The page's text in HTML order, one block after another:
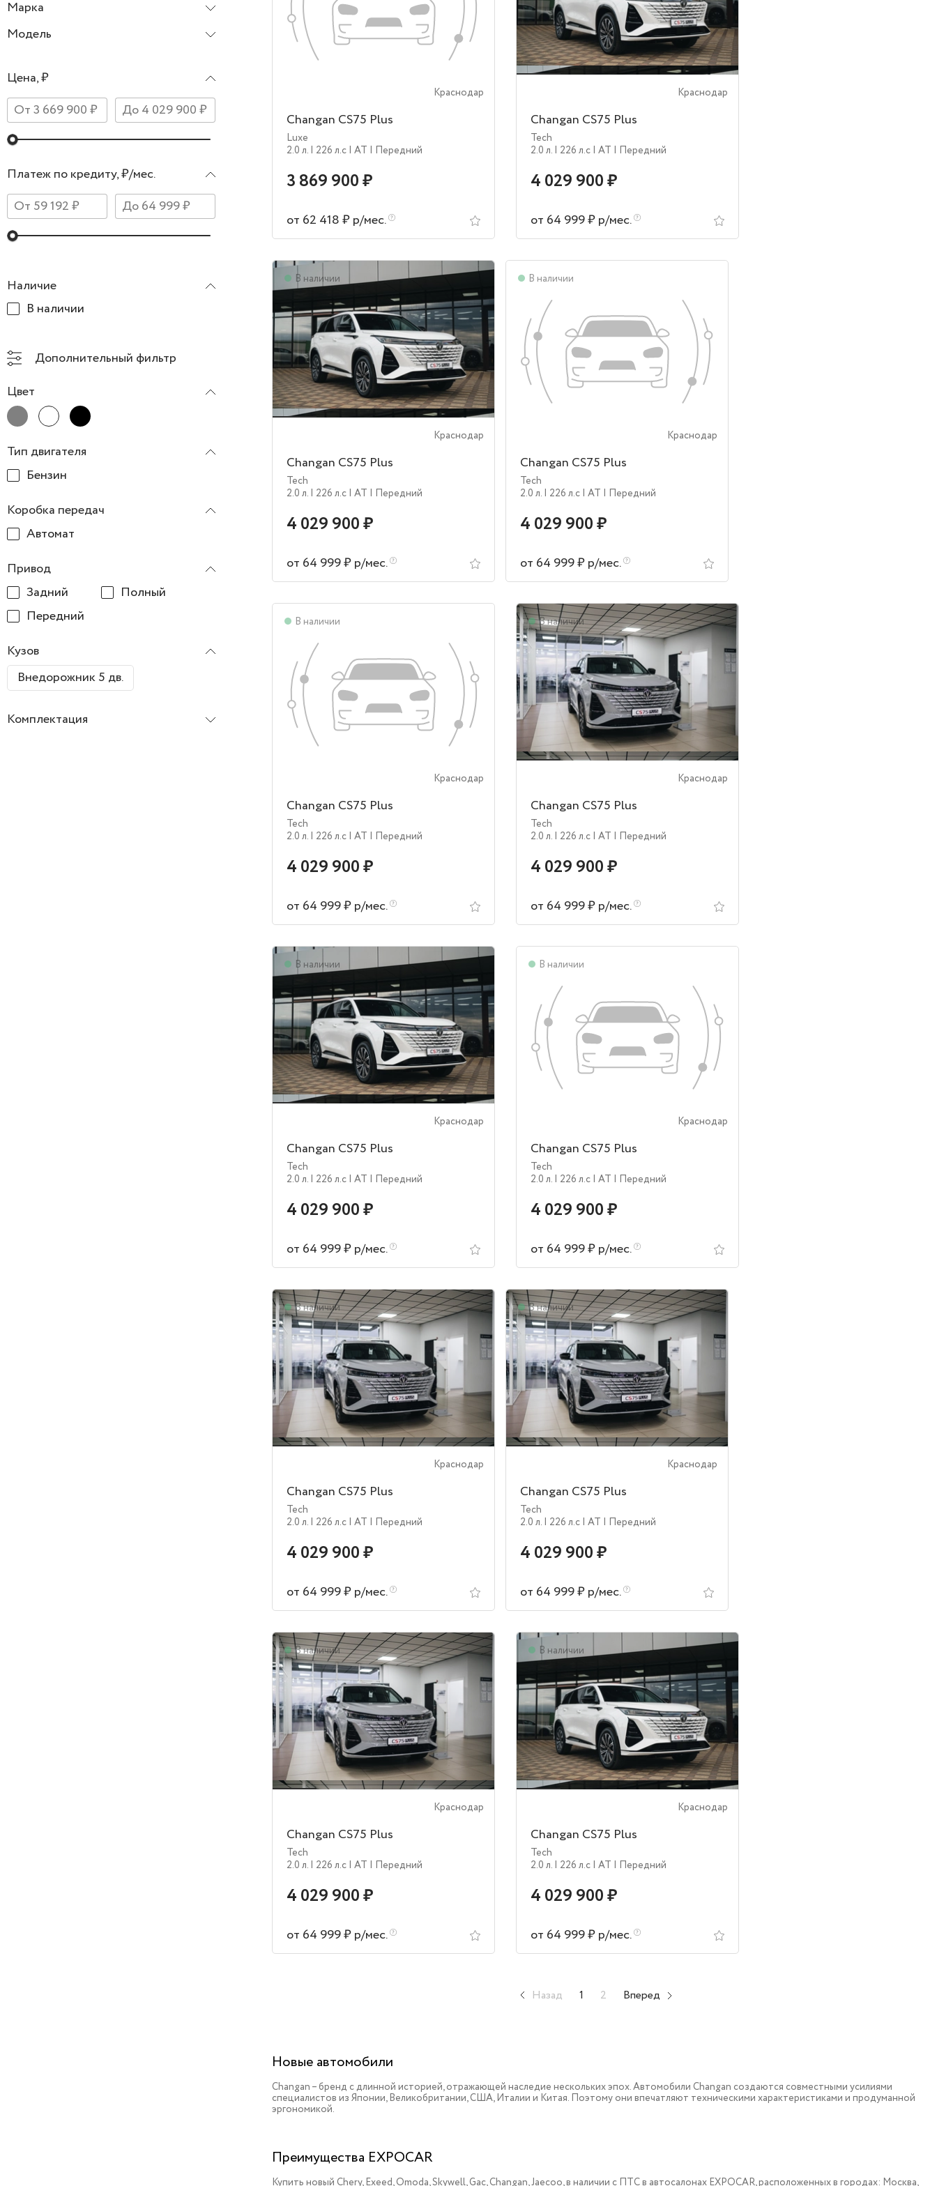
Марка
Модель
Цена, ₽
Платеж по кредиту, ₽/мес.
Наличие
В наличии
Дополнительный фильтр
Цвет
Тип двигателя
Бензин
Коробка передач
Автомат
Привод
Задний
Полный
Передний
Кузов
Внедорожник 5 дв.
Комплектация
Краснодар
Changan CS75 Plus
Luxe
2.0 л. | 226 л.c | AT | Передний
3 869 900 ₽
от 62 418 ₽ р/мес.
Краснодар
Changan CS75 Plus
Tech
2.0 л. | 226 л.c | AT | Передний
4 029 900 ₽
от 64 999 ₽ р/мес.
В наличии
Краснодар
Changan CS75 Plus
Tech
2.0 л. | 226 л.c | AT | Передний
4 029 900 ₽
от 64 999 ₽ р/мес.
В наличии
Краснодар
Changan CS75 Plus
Tech
2.0 л. | 226 л.c | AT | Передний
4 029 900 ₽
от 64 999 ₽ р/мес.
В наличии
Краснодар
Changan CS75 Plus
Tech
2.0 л. | 226 л.c | AT | Передний
4 029 900 ₽
от 64 999 ₽ р/мес.
В наличии
Краснодар
Changan CS75 Plus
Tech
2.0 л. | 226 л.c | AT | Передний
4 029 900 ₽
от 64 999 ₽ р/мес.
В наличии
Краснодар
Changan CS75 Plus
Tech
2.0 л. | 226 л.c | AT | Передний
4 029 900 ₽
от 64 999 ₽ р/мес.
В наличии
Краснодар
Changan CS75 Plus
Tech
2.0 л. | 226 л.c | AT | Передний
4 029 900 ₽
от 64 999 ₽ р/мес.
В наличии
Краснодар
Changan CS75 Plus
Tech
2.0 л. | 226 л.c | AT | Передний
4 029 900 ₽
от 64 999 ₽ р/мес.
В наличии
Краснодар
Changan CS75 Plus
Tech
2.0 л. | 226 л.c | AT | Передний
4 029 900 ₽
от 64 999 ₽ р/мес.
В наличии
Краснодар
Changan CS75 Plus
Tech
2.0 л. | 226 л.c | AT | Передний
4 029 900 ₽
от 64 999 ₽ р/мес.
В наличии
Краснодар
Changan CS75 Plus
Tech
2.0 л. | 226 л.c | AT | Передний
4 029 900 ₽
от 64 999 ₽ р/мес.
Назад 1 2 Вперед
Новые автомобили
Changan – бренд с длинной историей, отражающей наследие нескольких эпох. Автомобили Changan создаются совместными усилиями
специалистов из Японии, Великобритании, США, Италии и Китая. Поэтому они впечатляют техническими характеристиками и продуманной
эргономикой.
Преимущества EXPOCAR
Купить новый Chery, Exeed, Omoda, Skywell, Gac, Changan, Jaecoo, в наличии c ПТС в автосалонах EXPOCAR, расположенных в городах: Москва,